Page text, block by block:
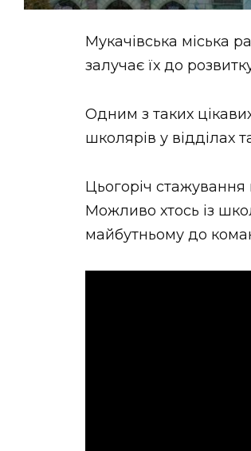
Мукачівська міська
залучає їх до
Одним з таких
школярів у відділах
Цьогоріч стажування
Можливо хтось із
майбутньому до